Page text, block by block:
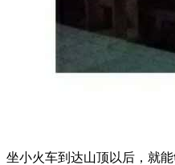
坐小火车到达山顶以后，就